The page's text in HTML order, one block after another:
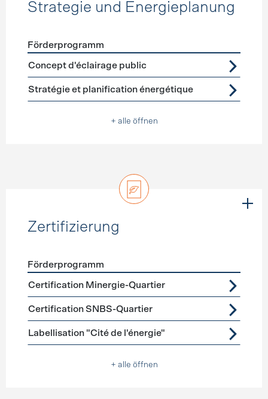
Strategie und Energieplanung
Förderprogramme Strategie und Energieplanung
Förderprogramm
Concept d'éclairage public
Stratégie et planification énergétique
+ alle öffnen
Zertifizierung
Förderprogramme Zertifizierung
Förderprogramm
Certification Minergie-Quartier
Certification SNBS-Quartier
Labellisation "Cité de l'énergie"
+ alle öffnen